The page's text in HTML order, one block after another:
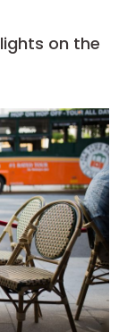
on the